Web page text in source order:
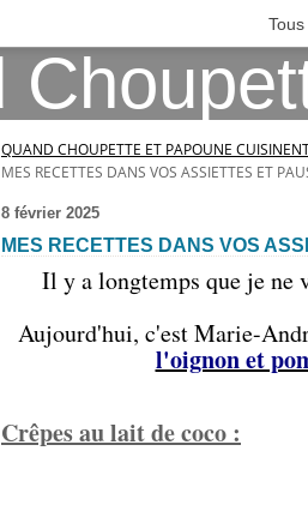
QUAND CHOUPETTE ET PAPOUNE
MES RECETTES DANS VOS ASSIETTES ET
8 février 2025
MES RECETTES DANS VOS
Il y a longtemps que je ne
Aujourd'hui, c'est Marie-
l'oignon et
Crêpes au lait de coco :